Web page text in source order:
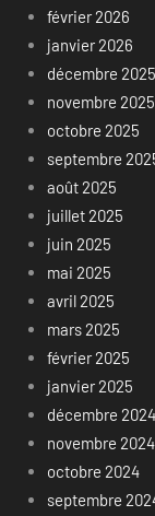
février 2026
janvier 2026
décembre 2025
novembre 2025
octobre 2025
septembre
août 2025
juillet 2025
juin 2025
mai 2025
avril 2025
mars 2025
février 2025
janvier 2025
décembre 2024
novembre 2024
octobre 2024
septembre